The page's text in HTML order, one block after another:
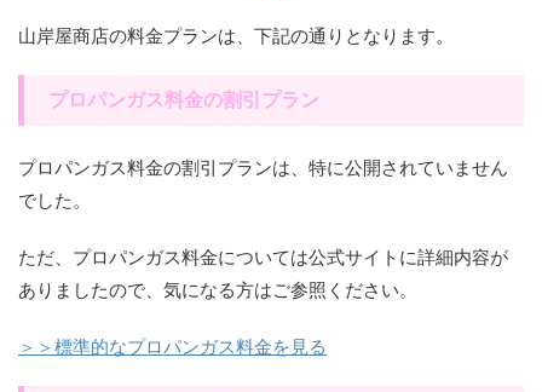
山岸屋商店の料金プランは、下記の通りとなります。
プロパンガス料金の割引プラン
プロパンガス料金の割引プランは、特に公開されていません
でした。
ただ、プロパンガス料金については公式サイトに詳細内容が
ありましたので、気になる方はご参照ください。
＞＞標準的なプロパンガス料金を見る